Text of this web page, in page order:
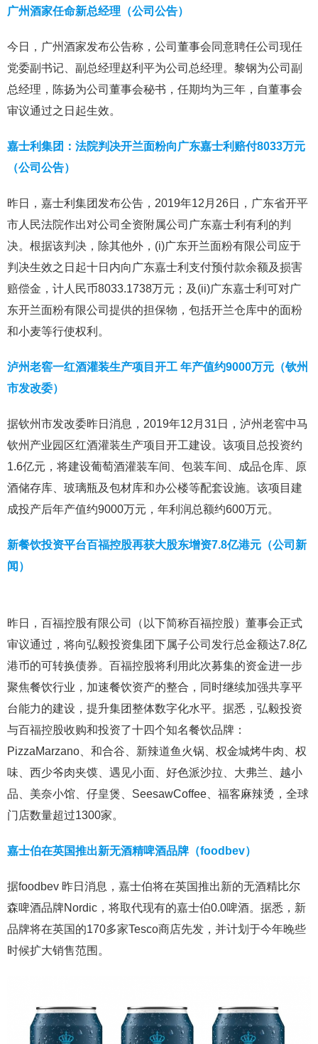
广州酒家任命新总经理（公司公告）
今日，广州酒家发布公告称，公司董事会同意聘任公司现任
党委副书记、副总经理赵利平为公司总经理。黎钢为公司副
总经理，陈扬为公司董事会秘书，任期均为三年，自董事会
审议通过之日起生效。
嘉士利集团：法院判决开兰面粉向广东嘉士利赔付8033万元
（公司公告）
昨日，嘉士利集团发布公告，2019年12月26日，广东省开平
市人民法院作出对公司全资附属公司广东嘉士利有利的判
决。根据该判决，除其他外，(i)广东开兰面粉有限公司应于
判决生效之日起十日内向广东嘉士利支付预付款余额及损害
赔偿金，计人民币8033.1738万元；及(ii)广东嘉士利可对广
东开兰面粉有限公司提供的担保物，包括开兰仓库中的面粉
和小麦等行使权利。
泸州老窖一红酒灌装生产项目开工 年产值约9000万元（钦州
市发改委）
据钦州市发改委昨日消息，2019年12月31日，泸州老窖中马
钦州产业园区红酒灌装生产项目开工建设。该项目总投资约
1.6亿元，将建设葡萄酒灌装车间、包装车间、成品仓库、原
酒储存库、玻璃瓶及包材库和办公楼等配套设施。该项目建
成投产后年产值约9000万元，年利润总额约600万元。
新餐饮投资平台百福控股再获大股东增资7.8亿港元（公司新
闻）
昨日，百福控股有限公司（以下简称百福控股）董事会正式
审议通过，将向弘毅投资集团下属子公司发行总金额达7.8亿
港币的可转换债券。百福控股将利用此次募集的资金进一步
聚焦餐饮行业，加速餐饮资产的整合，同时继续加强共享平
台能力的建设，提升集团整体数字化水平。据悉，弘毅投资
与百福控股收购和投资了十四个知名餐饮品牌：
PizzaMarzano、和合谷、新辣道鱼火锅、权金城烤牛肉、权
味、西少爷肉夹馍、遇见小面、好色派沙拉、大弗兰、越小
品、美奈小馆、仔皇煲、SeesawCoffee、福客麻辣烫，全球
门店数量超过1300家。
嘉士伯在英国推出新无酒精啤酒品牌（foodbev）
据foodbev 昨日消息，嘉士伯将在英国推出新的无酒精比尔
森啤酒品牌Nordic，将取代现有的嘉士伯0.0啤酒。据悉，新
品牌将在英国的170多家Tesco商店先发，并计划于今年晚些
时候扩大销售范围。